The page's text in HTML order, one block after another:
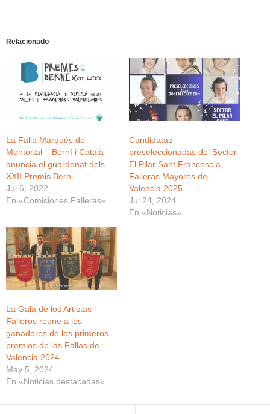
Relacionado
La Falla Marqués de
Montortal – Berní i Català
anuncia el guardonat dels
XXII Premis Berni
Jul 6, 2022
En «Comisiones Falleras»
Candidatas
preseleccionadas del Sector
El Pilar Sant Francesc a
Falleras Mayores de
Valencia 2025
Jul 24, 2024
En «Noticias»
La Gala de los Artistas
Falleros reune a los
ganadores de los primeros
premios de las Fallas de
Valencia 2024
May 5, 2024
En «Noticias destacadas»